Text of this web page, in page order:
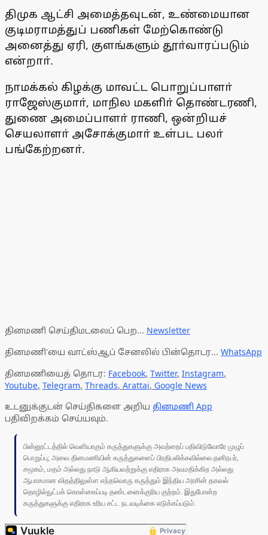
திமுக ஆட்சி அமைத்தவுடன், உண்மையான
குடிமராமத்துப் பணிகள் மேற்கொண்டு
அனைத்து ஏரி, குளங்களும் தூா்வாரப்படும்
என்றாா்.
நாமக்கல் கிழக்கு மாவட்ட பொறுப்பாளா்
ராஜேஸ்குமாா், மாநில மகளிா் தொண்டரணி,
துணை அமைப்பாளா் ராணி, ஒன்றியச்
செயலாளா் அசோக்குமாா் உள்பட பலா்
பங்கேற்றனா்.
தினமணி செய்திமடலைப் பெற... Newsletter
தினமணி'யை வாட்ஸ்ஆப் சேனலில் பின்தொடர... WhatsApp
தினமணியைத் தொடர: Facebook, Twitter, Instagram,
Youtube, Telegram, Threads, Arattai, Google News
உடனுக்குடன் செய்திகளை அறிய தினமணி App
பதிவிறக்கம் செய்யவும்.
பின்னூட்டத்தில் வெளியாகும் கருத்துகளுக்கு அவற்றைப் பதிவிடுவோரே முழுப்
பொறுப்பு; அவை தினமணியின் கருத்துகளைப் பிரதிபலிக்கவில்லை.தனிநபர்,
சமூகம், மதம் அல்லது நாடு ஆகியவற்றுக்கு எதிராக அவமதிக்கிற அல்லது
ஆபாசமான விதத்திலுள்ள எந்தவொரு கருத்தும் இந்திய அரசின் தகவல்
தொழில்நுட்பக் கொள்கைப்படி தண்டனைக்குரிய குற்றம். இதுபோன்ற
கருத்துகளுக்கு எதிராக உரிய சட்ட நடவடிக்கை எடுக்கப்படும்.